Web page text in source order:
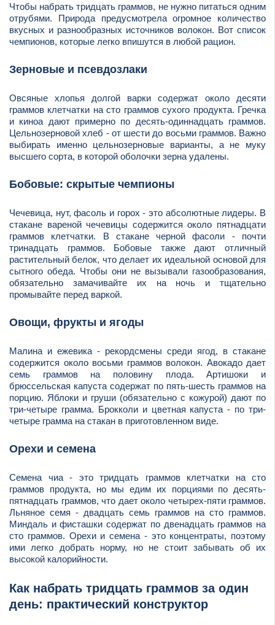
Чтобы набрать тридцать граммов, не нужно питаться одним
отрубями. Природа предусмотрела огромное количество
вкусных и разнообразных источников волокон. Вот список
чемпионов, которые легко впишутся в любой рацион.
Зерновые и псевдозлаки
Овсяные хлопья долгой варки содержат около десяти
граммов клетчатки на сто граммов сухого продукта. Гречка
и киноа дают примерно по десять-одиннадцать граммов.
Цельнозерновой хлеб - от шести до восьми граммов. Важно
выбирать именно цельнозерновые варианты, а не муку
высшего сорта, в которой оболочки зерна удалены.
Бобовые: скрытые чемпионы
Чечевица, нут, фасоль и горох - это абсолютные лидеры. В
стакане вареной чечевицы содержится около пятнадцати
граммов клетчатки. В стакане черной фасоли - почти
тринадцать граммов. Бобовые также дают отличный
растительный белок, что делает их идеальной основой для
сытного обеда. Чтобы они не вызывали газообразования,
обязательно замачивайте их на ночь и тщательно
промывайте перед варкой.
Овощи, фрукты и ягоды
Малина и ежевика - рекордсмены среди ягод, в стакане
содержится около восьми граммов волокон. Авокадо дает
семь граммов на половину плода. Артишоки и
брюссельская капуста содержат по пять-шесть граммов на
порцию. Яблоки и груши (обязательно с кожурой) дают по
три-четыре грамма. Брокколи и цветная капуста - по три-
четыре грамма на стакан в приготовленном виде.
Орехи и семена
Семена чиа - это тридцать граммов клетчатки на сто
граммов продукта, но мы едим их порциями по десять-
пятнадцать граммов, что дает около четырех-пяти граммов.
Льняное семя - двадцать семь граммов на сто граммов.
Миндаль и фисташки содержат по двенадцать граммов на
сто граммов. Орехи и семена - это концентраты, поэтому
ими легко добрать норму, но не стоит забывать об их
высокой калорийности.
Как набрать тридцать граммов за один
день: практический конструктор